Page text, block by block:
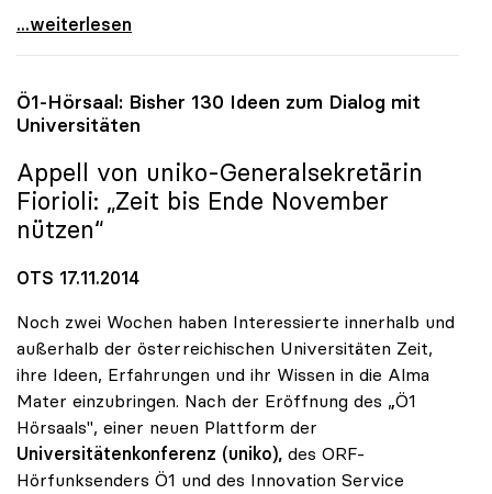
UG-Novelle: uniko begrüsst konstruktive Haltung
...weiterlesen
Ö1-Hörsaal: Bisher 130 Ideen zum Dialog mit
Universitäten
Appell von uniko-Generalsekretärin
Fiorioli: „Zeit bis Ende November
nützen“
OTS 17.11.2014
Noch zwei Wochen haben Interessierte innerhalb und
außerhalb der österreichischen Universitäten Zeit,
ihre Ideen, Erfahrungen und ihr Wissen in die Alma
Mater einzubringen. Nach der Eröffnung des „Ö1
Hörsaals", einer neuen Plattform der
Universitätenkonferenz (uniko), des ORF-
Hörfunksenders Ö1 und des Innovation Service